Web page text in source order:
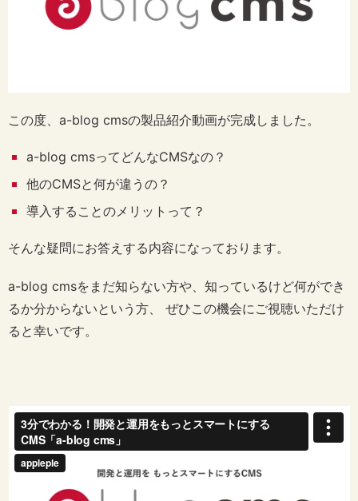
この度、a-blog cmsの製品紹介動画が完成しました。
a-blog cmsってどんなCMSなの？
他のCMSと何が違うの？
導入することのメリットって？
そんな疑問にお答えする内容になっております。
a-blog cmsをまだ知らない方や、知っているけど何ができ
るか分からないという方、 ぜひこの機会にご視聴いただけ
ると幸いです。